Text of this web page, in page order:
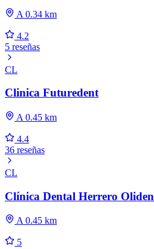
A 0.34 km
4.2
5 reseñas
CL
Clinica Futuredent
A 0.45 km
4.4
36 reseñas
CL
Clínica Dental Herrero Oliden
A 0.45 km
5